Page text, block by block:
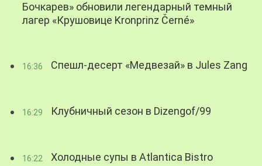
Бочкарев» обновили легендарный темный
лагер «Крушовице Kronprinz Černé»
16:36 Спешл-десерт «Медвезай» в Jules Zang
16:29 Клубничный сезон в Dizengof/99
16:22 Холодные супы в Atlantica Bistro